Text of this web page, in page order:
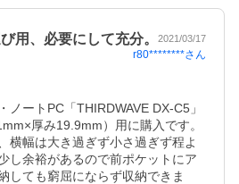
用、必要にして充分。 2021/03/17
r80********さん
ノートPC「THIRDWAVE DX-C5」
厚み19.9mm）用に購入です。
横幅は大き過ぎず小さ過ぎず程よ
し余裕があるので前ポケットにア
しても窮屈にならず収納できま